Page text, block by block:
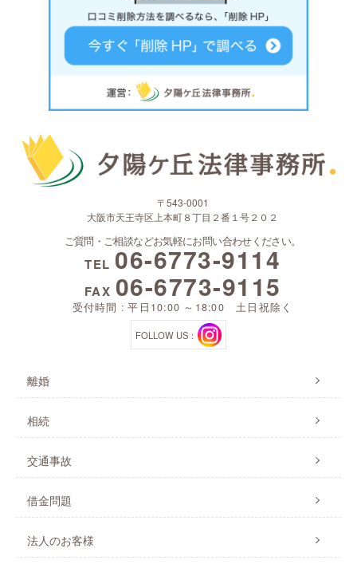
〒543-0001
大阪市天王寺区上本町８丁目２番１号２０２
ご質問・ご相談などお気軽にお問い合わせください。
TEL 06-6773-9114
FAX 06-6773-9115
受付時間 : 平日10:00 ～18:00 土日祝除く
FOLLOW US：
離婚
相続
交通事故
借金問題
法人のお客様